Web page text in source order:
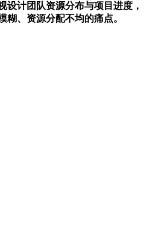
设计团队资源分布与项目进度，
糊、资源分配不均的痛点。